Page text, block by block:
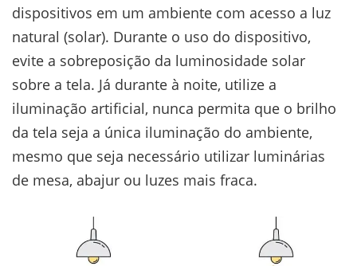
dispositivos em um ambiente com acesso a luz
natural (solar). Durante o uso do dispositivo,
evite a sobreposição da luminosidade solar
sobre a tela. Já durante à noite, utilize a
iluminação artificial, nunca permita que o brilho
da tela seja a única iluminação do ambiente,
mesmo que seja necessário utilizar luminárias
de mesa, abajur ou luzes mais fraca.